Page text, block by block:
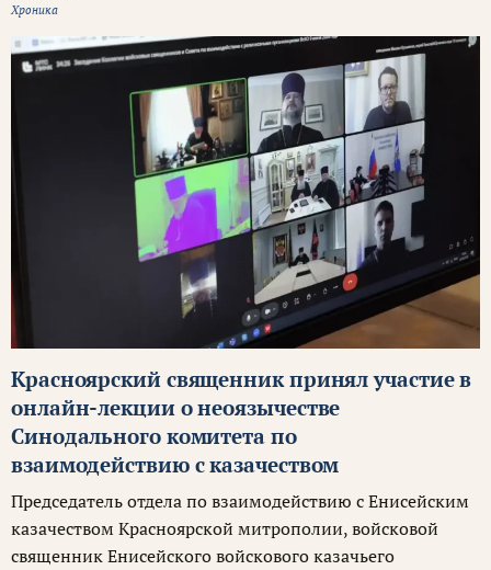
Хроника
Красноярский священник принял участие в
онлайн-лекции о неоязычестве
Синодального комитета по
взаимодействию с казачеством
Председатель отдела по взаимодействию с Енисейским
казачеством Красноярской митрополии, войсковой
священник Енисейского войскового казачьего